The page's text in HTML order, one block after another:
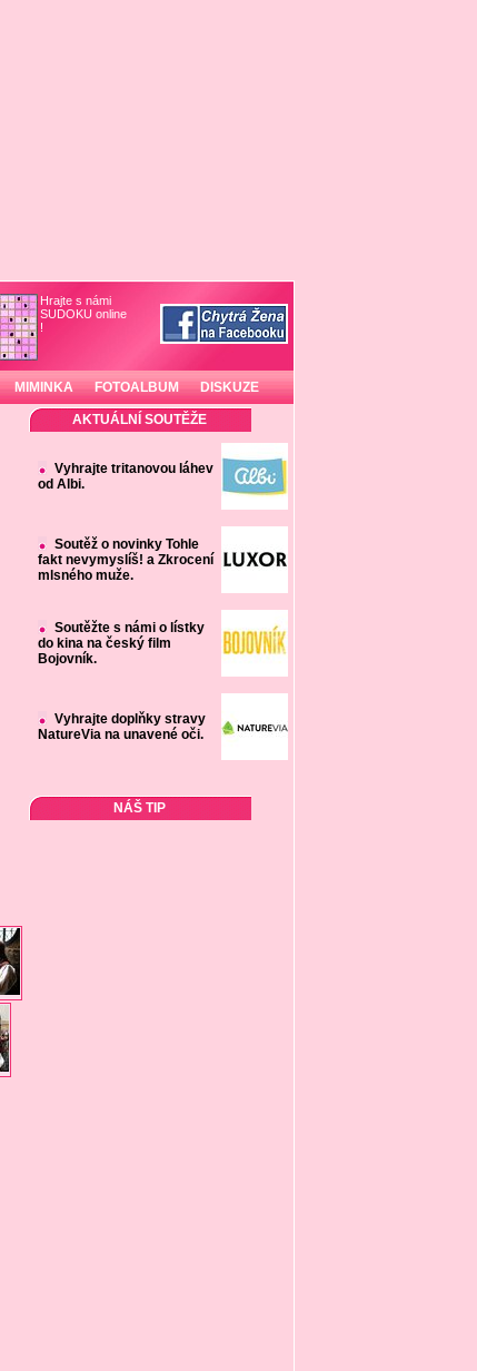
Hrajte s námi
SUDOKU online
!
MIMINKA FOTOALBUM DISKUZE
AKTUÁLNÍ SOUTĚŽE
Vyhrajte tritanovou láhev
od Albi.
Soutěž o novinky Tohle
fakt nevymyslíš! a Zkrocení
mlsného muže.
Soutěžte s námi o lístky
do kina na český film
Bojovník.
Vyhrajte doplňky stravy
NatureVia na unavené oči.
NÁŠ TIP